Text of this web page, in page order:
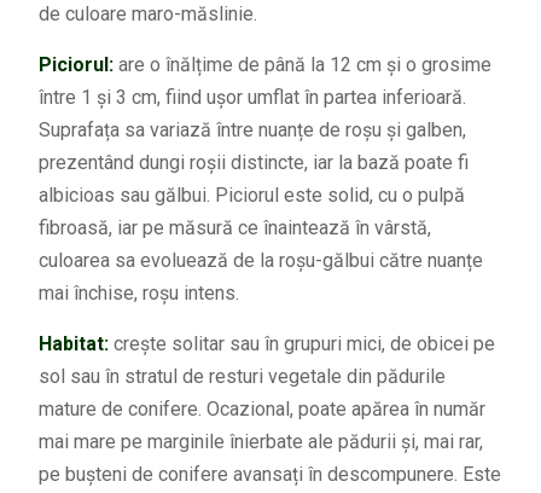
de culoare maro-măslinie.
Piciorul:are o înălțime de până la 12 cm și o grosime
între 1 și 3 cm, fiind ușor umflat în partea inferioară.
Suprafața sa variază între nuanțe de roșu și galben,
prezentând dungi roșii distincte, iar la bază poate fi
albicioas sau gălbui. Piciorul este solid, cu o pulpă
fibroasă, iar pe măsură ce înaintează în vârstă,
culoarea sa evoluează de la roșu-gălbui către nuanțe
mai închise, roșu intens.
Habitat:crește solitar sau în grupuri mici, de obicei pe
sol sau în stratul de resturi vegetale din pădurile
mature de conifere. Ocazional, poate apărea în număr
mai mare pe marginile înierbate ale pădurii și, mai rar,
pe bușteni de conifere avansați în descompunere. Este